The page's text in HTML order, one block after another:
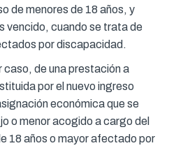
de menores de 18 años, y
vencido, cuando se trata de
por discapacidad.
caso, de una prestación a
por el nuevo ingreso
económica que se
o menor acogido a cargo del
18 años o mayor afectado por